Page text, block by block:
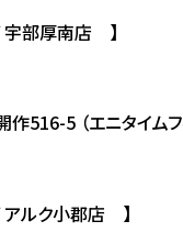
宇部厚南店 】
516-5 （エニタイムフ
ルク小郡店 】